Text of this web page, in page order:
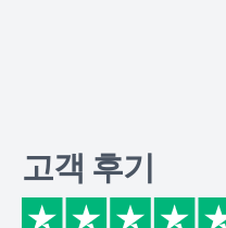
고객 후기